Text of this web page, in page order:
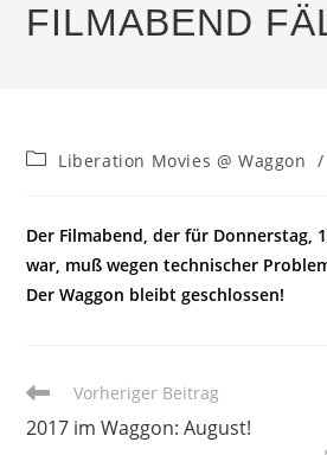
FILMABEND
Beitrags-
Liberation Movies @ Waggon /
Der Filmabend, der für Donnerstag,
war, muß wegen technischer
Der Waggon bleibt geschlossen!
Weitere
ansehen
Vorheriger Beitrag
2017 im Waggon: August!